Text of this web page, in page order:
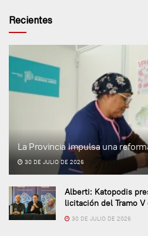
Recientes
La Provincia impulsa una
30 DE JULIO DE 2026
Alberti: Katopodis
licitación del Tramo
30 DE JULIO DE 2026